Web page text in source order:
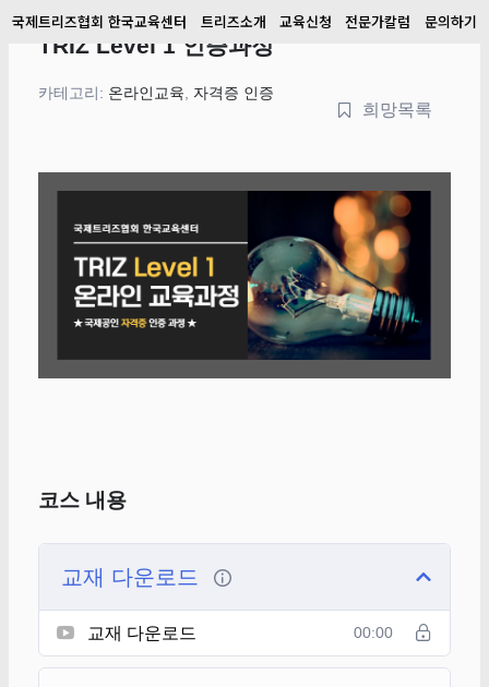
국제트리즈협회 한국교육센터 트리즈소개 교육신청 전문가칼럼 문의하기
TRIZ Level 1 인증과정
카테고리: 온라인교육, 자격증 인증
희망목록
코스 내용
교재 다운로드
교재 다운로드 00:00